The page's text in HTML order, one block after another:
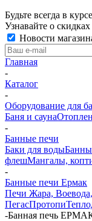
Будьте всегда в
Узнавайте о
Новости
Главная
-
Каталог
-
Оборудование для
Баня и сауна
-
Банные печи
Баки для воды
флешМангалы,
-
Банные печи Ермак
Печи Жара,
ПегасПротопи
-Банная печь